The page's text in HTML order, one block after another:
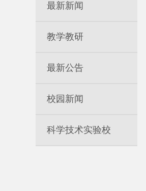
最新新闻
教学教研
最新公告
校园新闻
科学技术实验校